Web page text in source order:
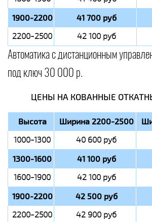
1900-2200 41 700 руб
2200-2500 42 100 руб
Автоматика с дистанционным
под ключ 30 000 р.
ЦЕНЫ НА КОВАННЫЕ
Высота Ширина 2200-2500
1000-1300 40 600 руб
1300-1600 41 100 руб
1600-1900 42 100 руб
1900-2200 42 500 руб
2200-2500 42 900 руб